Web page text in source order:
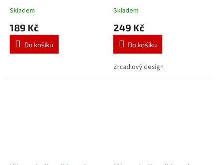
Skladem
189 Kč
Do košíku
Skladem
249 Kč
Do košíku
Zrcadlový design